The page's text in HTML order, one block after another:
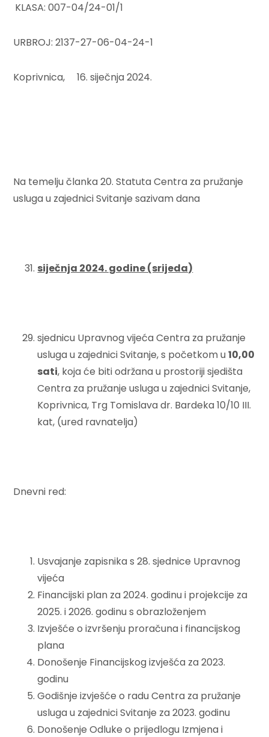
KLASA: 007-04/24-01/1
URBROJ: 2137-27-06-04-24-1
Koprivnica, 16. siječnja 2024.
Na temelju članka 20. Statuta Centra za pružanje
usluga u zajednici Svitanje sazivam dana
siječnja 2024. godine (srijeda)
sjednicu Upravnog vijeća Centra za pružanje
usluga u zajednici Svitanje, s početkom u10,00
sati, koja će biti održana u prostoriji sjedišta
Centra za pružanje usluga u zajednici Svitanje,
Koprivnica, Trg Tomislava dr. Bardeka 10/10 III.
kat, (ured ravnatelja)
Dnevni red:
Usvajanje zapisnika s 28. sjednice Upravnog
vijeća
Financijski plan za 2024. godinu i projekcije za
2025. i 2026. godinu s obrazloženjem
Izvješće o izvršenju proračuna i financijskog
plana
Donošenje Financijskog izvješća za 2023.
godinu
Godišnje izvješće o radu Centra za pružanje
usluga u zajednici Svitanje za 2023. godinu
Donošenje Odluke o prijedlogu Izmjena i